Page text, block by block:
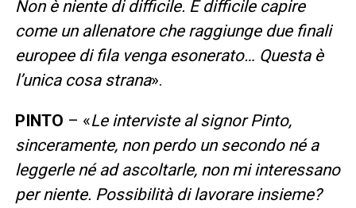
Non è niente di difficile. È difficile capire
come un allenatore che raggiunge due finali
europee di fila venga esonerato… Questa è
l’unica cosa strana».
PINTO – «Le interviste al signor Pinto,
sinceramente, non perdo un secondo né a
leggerle né ad ascoltarle, non mi interessano
per niente. Possibilità di lavorare insieme?